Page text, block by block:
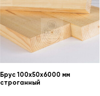
Брус 100х50х6000 мм
строганный